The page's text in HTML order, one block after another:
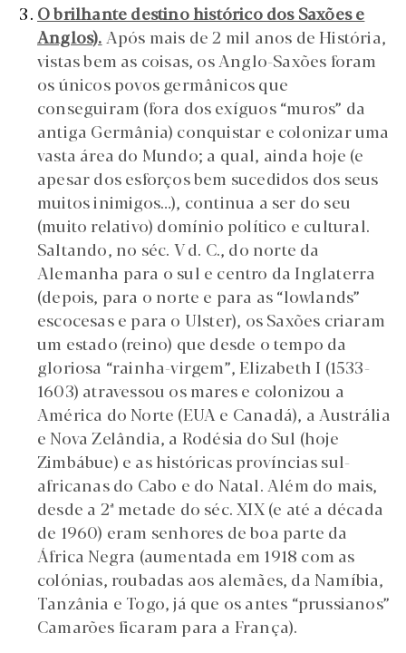
O brilhante destino histórico dos Saxões e
Anglos). Após mais de 2 mil anos de História,
vistas bem as coisas, os Anglo-Saxões foram
os únicos povos germânicos que
conseguiram (fora dos exíguos “muros” da
antiga Germânia) conquistar e colonizar uma
vasta área do Mundo; a qual, ainda hoje (e
apesar dos esforços bem sucedidos dos seus
muitos inimigos…), continua a ser do seu
(muito relativo) domínio político e cultural.
Saltando, no séc. V d. C., do norte da
Alemanha para o sul e centro da Inglaterra
(depois, para o norte e para as “lowlands”
escocesas e para o Ulster), os Saxões criaram
um estado (reino) que desde o tempo da
gloriosa “rainha-virgem”, Elizabeth I (1533-
1603) atravessou os mares e colonizou a
América do Norte (EUA e Canadá), a Austrália
e Nova Zelândia, a Rodésia do Sul (hoje
Zimbábue) e as históricas províncias sul-
africanas do Cabo e do Natal. Além do mais,
desde a 2ª metade do séc. XIX (e até a década
de 1960) eram senhores de boa parte da
África Negra (aumentada em 1918 com as
colónias, roubadas aos alemães, da Namíbia,
Tanzânia e Togo, já que os antes “prussianos”
Camarões ficaram para a França).